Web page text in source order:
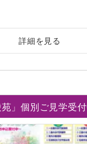
詳細を見る
」個別ご見学受